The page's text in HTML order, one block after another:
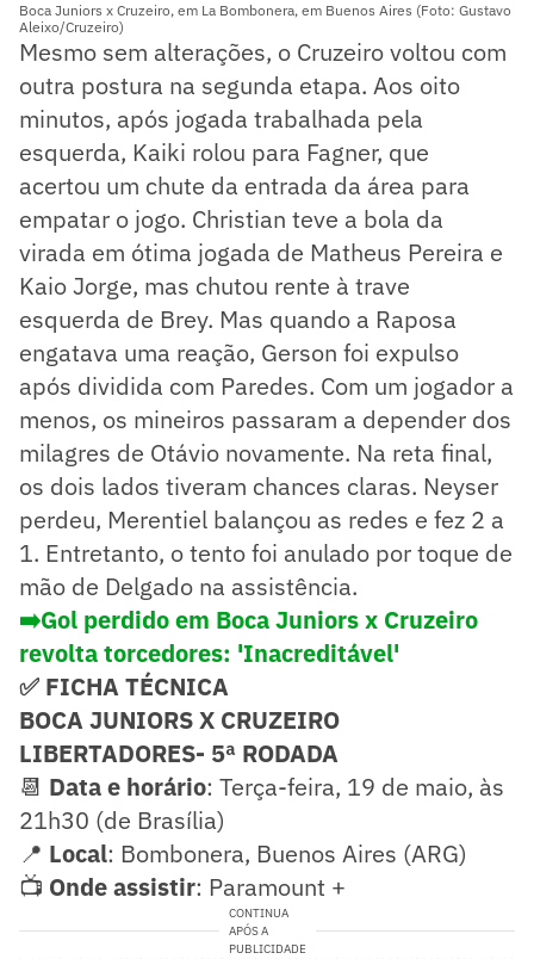
Boca Juniors x Cruzeiro, em La Bombonera, em Buenos Aires (Foto: Gustavo
Aleixo/Cruzeiro)
Mesmo sem alterações, o Cruzeiro voltou com
outra postura na segunda etapa. Aos oito
minutos, após jogada trabalhada pela
esquerda, Kaiki rolou para Fagner, que
acertou um chute da entrada da área para
empatar o jogo. Christian teve a bola da
virada em ótima jogada de Matheus Pereira e
Kaio Jorge, mas chutou rente à trave
esquerda de Brey. Mas quando a Raposa
engatava uma reação, Gerson foi expulso
após dividida com Paredes. Com um jogador a
menos, os mineiros passaram a depender dos
milagres de Otávio novamente. Na reta final,
os dois lados tiveram chances claras. Neyser
perdeu, Merentiel balançou as redes e fez 2 a
1. Entretanto, o tento foi anulado por toque de
mão de Delgado na assistência.
➡️Gol perdido em Boca Juniors x Cruzeiro
revolta torcedores: 'Inacreditável'
✅ FICHA TÉCNICA
BOCA JUNIORS X CRUZEIRO
LIBERTADORES- 5ª RODADA
📆 Data e horário: Terça-feira, 19 de maio, às
21h30 (de Brasília)
📍 Local: Bombonera, Buenos Aires (ARG)
📺 Onde assistir: Paramount +
CONTINUA
APÓS A
PUBLICIDADE